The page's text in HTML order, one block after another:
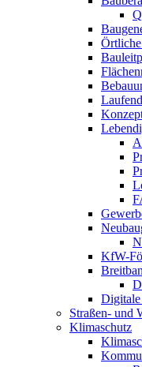
KfW-
Digitale
Straßen- und
Klimaschutz